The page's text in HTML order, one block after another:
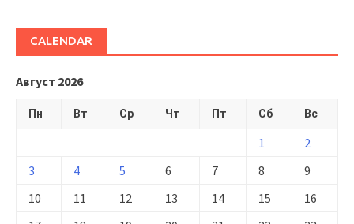
CALENDAR
Август 2026
Пн Вт Ср Чт Пт Сб Вс
1
2
3
4 5 6 7 8
9
10
11 12 13 14 15
16